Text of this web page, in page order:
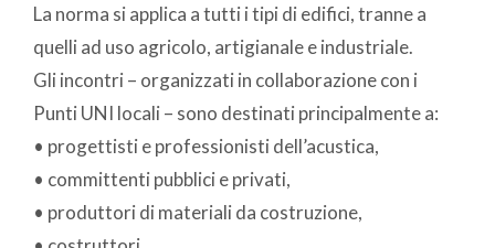
La norma si applica a tutti i tipi di edifici, tranne a
quelli ad uso agricolo, artigianale e industriale.
Gli incontri – organizzati in collaborazione con i
Punti UNI locali – sono destinati principalmente a:
• progettisti e professionisti dell’acustica,
• committenti pubblici e privati,
• produttori di materiali da costruzione,